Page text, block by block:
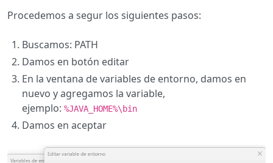
Procedemos a segur los siguientes pasos:
Buscamos: PATH
Damos en botón editar
En la ventana de variables de entorno, damos en
nuevo y agregamos la variable,
ejemplo: %JAVA_HOME%\bin
Damos en aceptar